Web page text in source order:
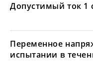
Допустимый ток 1
Переменное
испытании в